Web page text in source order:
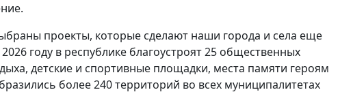
проекты, которые сделают наши города и села еще
году в республике благоустроят 25 общественных
детские и спортивные площадки, места памяти героям
более 240 территорий во всех муниципалитетах